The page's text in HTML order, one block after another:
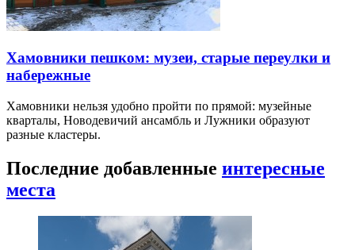
Хамовники пешком: музеи, старые переулки и
набережные
Хамовники нельзя удобно пройти по прямой: музейные
кварталы, Новодевичий ансамбль и Лужники образуют
разные кластеры.
Последние добавленные интересные
места